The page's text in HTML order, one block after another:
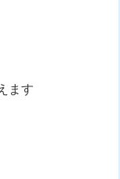
ます